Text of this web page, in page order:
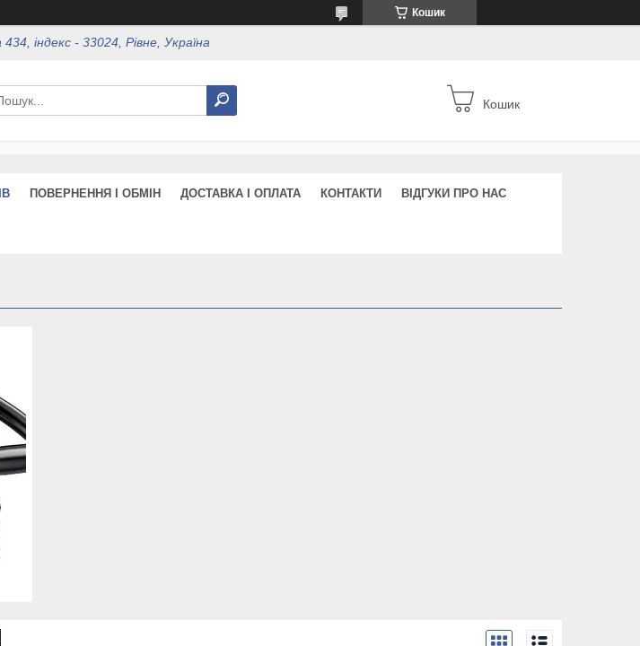
Кошик
індекс - 33024, Рівне, Україна
Кошик
ПОВЕРНЕННЯ І ОБМІН ДОСТАВКА І ОПЛАТА КОНТАКТИ ВІДГУКИ ПРО НАС